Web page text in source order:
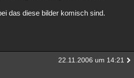
das diese bilder komisch sind.
22.11.2006 um 14:21